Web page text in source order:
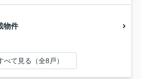
物件
べて見る（全8戸）